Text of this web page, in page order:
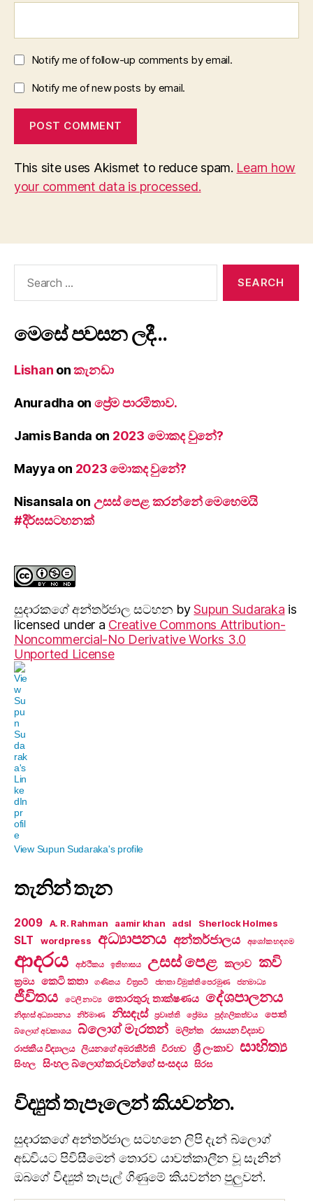
Notify me of follow-up comments by email.
Notify me of new posts by email.
This site uses Akismet to reduce spam. Learn how
your comment data is processed.
මෙසේ පවසන ලදී…
Lishan onකැනඩා
Anuradha on ප්‍රේම පාරමිතාව.
Jamis Banda on 2023 මොකද වුනේ?
Mayya on 2023 මොකද වුනේ?
Nisansala on උසස් පෙළ කරන්නේ මෙහෙමයි
#දීර්ඝසටහනක්
සුදාරක‍ගේ අන්තර්ජාල සටහන bySupun Sudaraka is
licensed under a Creative Commons Attribution-
Noncommercial-No Derivative Works 3.0
Unported License
View Supun Sudaraka's profile
තැනින් තැන
2009 A. R. Rahman aamir khan adsl Sherlock Holmes
SLT wordpress අධ්‍යාපනය අන්තර්ජාලය අශෝක හඳගම
ආදරය ආර්ථිකය ඉතිහාසය උසස් පෙළ කලාව කවි
ක්‍රමය කෙටි කතා ගණිතය චිත්‍රපටි ජනතා විමුක්ති පෙරමුණ ජනමාධ්‍ය
ජීවිතය ටෙලි නාට්‍ය තොරතුරු තාක්ෂණය දේශපාලනය
නිදහස් අධ්‍යාපනය නිර්මාණ නිසඳැස් ප්‍රවෘත්ති ප්‍රේමය පුද්ගලිකත්වය පොත්
බ්ලොග් අවකාශය බ්ලොග් මැරතන් මලින්ත
රසායන විද්‍යාව
රාජකීය විද්‍යාලය
ලියනගේ අමරකීර්ති විරහව ශ්‍රී ලංකාව සාහිත්‍ය
සිංහල සිංහල බ්ලොග්කරුවන්ගේ සංසදය සිරස
විද්‍යුත් තැපෑලෙන් කියවන්න.
සුදාරකගේ අන්තර්ජාල සටහනෙ ලිපි දැන් බ්ලොග්
අඩවියට පිවිසීමෙන් තොරව යාවත්කාලීන වූ සැනින්
ඔබගේ විද්‍යුත් තැපැල් ගිණුමේ කියවන්න පුලුවන්.